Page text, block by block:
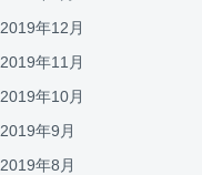
2019年12月
2019年11月
2019年10月
2019年9月
2019年8月